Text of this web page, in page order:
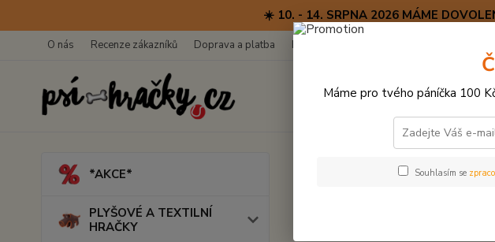
☀️ 10. - 14. SRPNA 2026 MÁME
O nás Recenze zákazníků Doprava a platba Kontakty
*AKCE*
PLYŠOVÉ A TEXTILNÍ
HRAČKY
Máme pro tvého páníčka 100
Souhlasím se